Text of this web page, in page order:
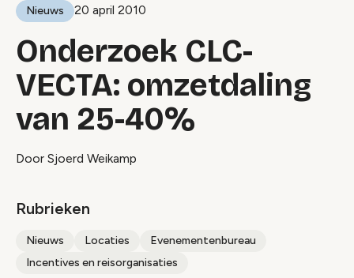
Nieuws 20 april 2010
Onderzoek CLC-
VECTA: omzetdaling
van 25-40%
Door Sjoerd Weikamp
Rubrieken
Nieuws Locaties
Evenementenbureau
Incentives en reisorganisaties